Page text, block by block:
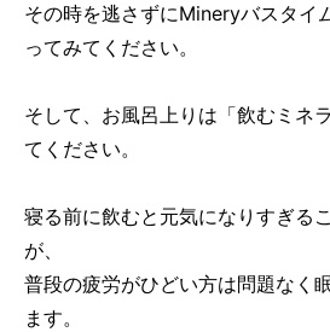
その時を逃さずにMineryバスタイ
ってみてください。
そして、お風呂上りは「飲むミネ
てください。
寝る前に飲むと元気になりすぎる
が、
普段の疲労がひどい方は問題なく
ます。